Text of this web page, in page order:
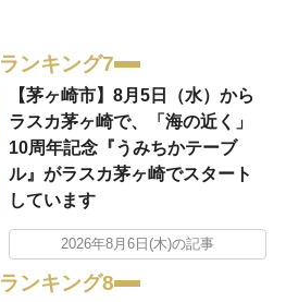
ランキング7
【茅ヶ崎市】8月5日（水）から
ラスカ茅ヶ崎で、「海の近く」
10周年記念『うみちかテーブ
ル』がラスカ茅ヶ崎でスタート
しています
2026年8月6日(木)の記事
ランキング8